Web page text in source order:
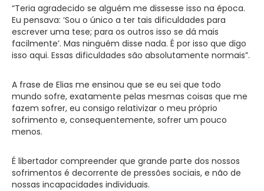
“Teria agradecido se alguém me dissesse isso na época.
Eu pensava: ‘Sou o único a ter tais dificuldades para
escrever uma tese; para os outros isso se dá mais
facilmente’. Mas ninguém disse nada. É por isso que digo
isso aqui. Essas dificuldades são absolutamente normais”.
A frase de Elias me ensinou que se eu sei que todo
mundo sofre, exatamente pelas mesmas coisas que me
fazem sofrer, eu consigo relativizar o meu próprio
sofrimento e, consequentemente, sofrer um pouco
menos.
É libertador compreender que grande parte dos nossos
sofrimentos é decorrente de pressões sociais, e não de
nossas incapacidades individuais.